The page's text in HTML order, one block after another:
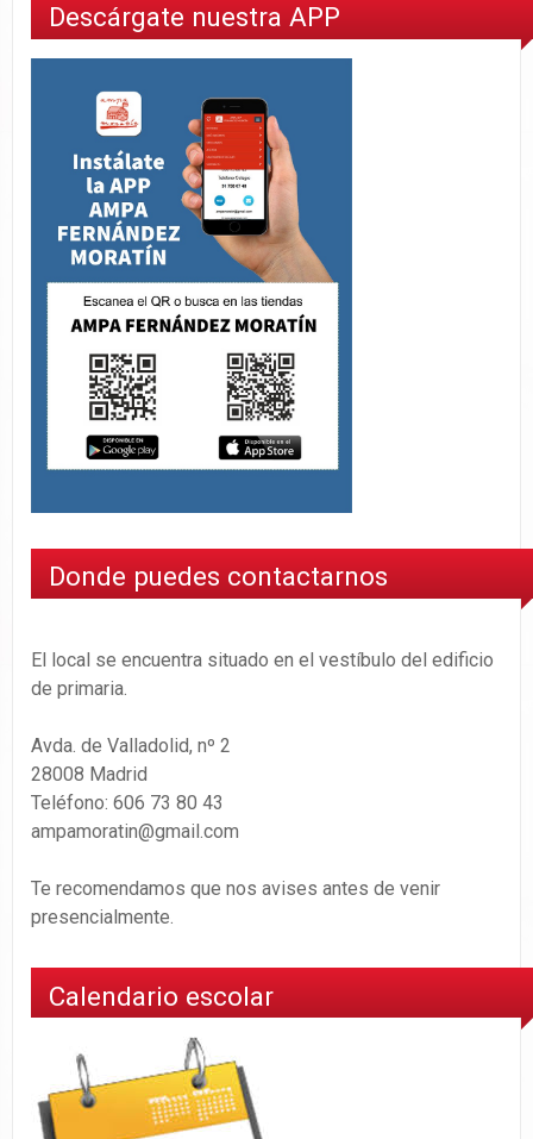
Descárgate nuestra APP
Donde puedes contactarnos
El local se encuentra situado en el vestíbulo del edificio
de primaria.
Avda. de Valladolid, nº 2
28008 Madrid
Teléfono: 606 73 80 43
ampamoratin@gmail.com
Te recomendamos que nos avises antes de venir
presencialmente.
Calendario escolar